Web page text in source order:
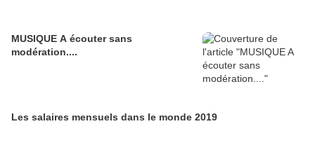
MUSIQUE A écouter sans
modération....
Les salaires mensuels dans le monde 2019